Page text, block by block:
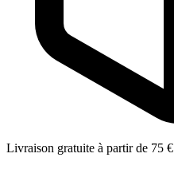
Livraison gratuite à partir de 75 €